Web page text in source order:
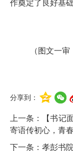
作奠定了良好基础
（图文一
分享到：
上一条：
【书记
寄语传初心，青
下一条： 孝彭书